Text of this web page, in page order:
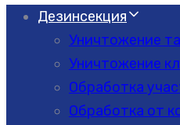
Дезинсекция
Уничтожение
Уничтожение
Обработка
Обработка от